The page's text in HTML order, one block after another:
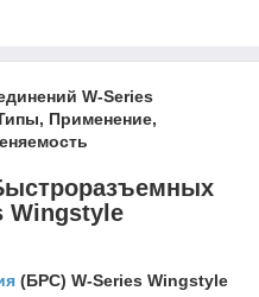
W-Series
Применение,
Wingstyle
(БРС) W-Series Wingstyle